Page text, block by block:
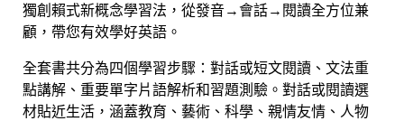
獨創賴式新概念學習法，從發音→會話→閱讀全方位兼
顧，帶您有效學好英語。
全套書共分為四個學習步驟：對話或短文閱讀、文法重
點講解、重要單字片語解析和習題測驗。對話或閱讀選
材貼近生活，涵蓋教育、藝術、科學、親情友情、人物